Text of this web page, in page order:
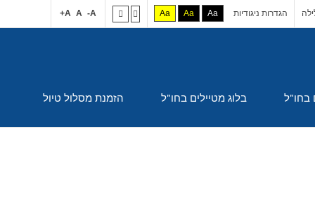
הגדרות ניגודיות Aa
Aa
Aa
A-
A
A+
בחו"ל בלוג מטיילים בחו"ל הזמנת מסלול טיול